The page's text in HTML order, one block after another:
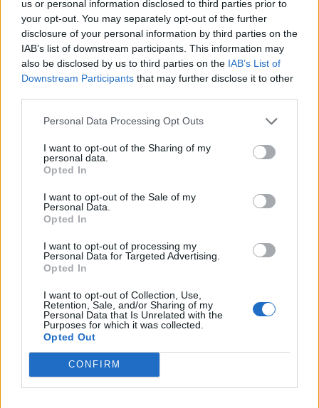
us or personal information disclosed to third parties prior to
your opt-out. You may separately opt-out of the further
disclosure of your personal information by third parties on the
IAB’s list of downstream participants. This information may
also be disclosed by us to third parties on the IAB’s List of
Downstream Participants that may further disclose it to other
Personal Data Processing Opt Outs
I want to opt-out of the Sharing of my
personal data.
Opted In
I want to opt-out of the Sale of my
Personal Data.
Opted In
I want to opt-out of processing my
Personal Data for Targeted Advertising.
Opted In
I want to opt-out of Collection, Use,
Retention, Sale, and/or Sharing of my
Personal Data that Is Unrelated with the
Purposes for which it was collected.
Opted Out
CONFIRM
Live στις 15:30 για το Ευρωπαϊκό Παίδων, Ελλάδα-Ισπανία
Μοκόκα: «Θέλουμε να χτίσουμε
κάτι μεγάλο με την ιδιοκτησία
και τη διοίκηση»